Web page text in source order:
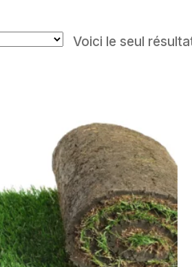
Voici le seul